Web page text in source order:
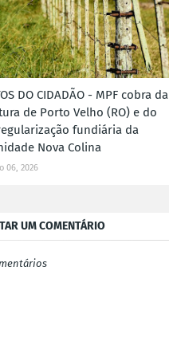
DO CIDADÃO - MPF cobra da
de Porto Velho (RO) e do
fundiária da
Nova Colina
06, 2026
UM COMENTÁRIO